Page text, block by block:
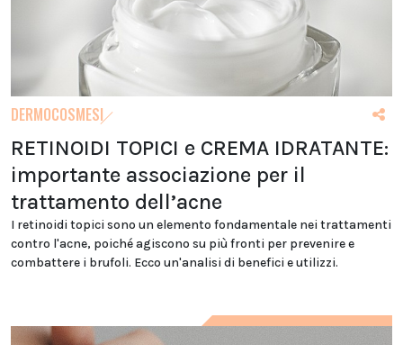
DERMOCOSMESI
RETINOIDI TOPICI e CREMA IDRATANTE:
importante associazione per il
trattamento dell’acne
I retinoidi topici sono un elemento fondamentale nei trattamenti
contro l'acne, poiché agiscono su più fronti per prevenire e
combattere i brufoli. Ecco un'analisi di benefici e utilizzi.